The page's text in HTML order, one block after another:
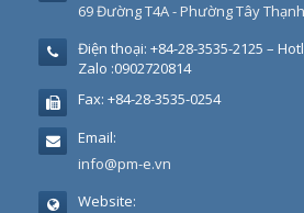
69 Đường T4A - Phường Tây
Điện thoại: +84-28-3535-2125 –
Zalo :0902720814
Fax: +84-28-3535-0254
Email:
info@pm-e.vn
Website: